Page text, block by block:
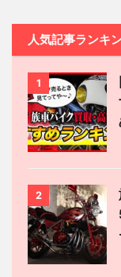
人気記事ランキ
1
2